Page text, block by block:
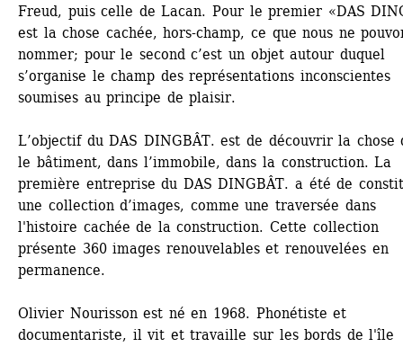
Freud, puis celle de Lacan. Pour le premier «DAS
est la chose cachée, hors-champ, ce que nous ne
nommer; pour le second c’est un objet autour duquel
s’organise le champ des représentations inconscientes
soumises au principe de plaisir.
L’objectif du DAS DINGBÂT. est de découvrir la chose
le bâtiment, dans l’immobile, dans la construction. La
première entreprise du DAS DINGBÂT. a été de
une collection d’images, comme une traversée dans
l'histoire cachée de la construction. Cette collection
présente 360 images renouvelables et renouvelées en
permanence.
Olivier Nourisson est né en 1968. Phonétiste et
documentariste, il vit et travaille sur les bords de l'île